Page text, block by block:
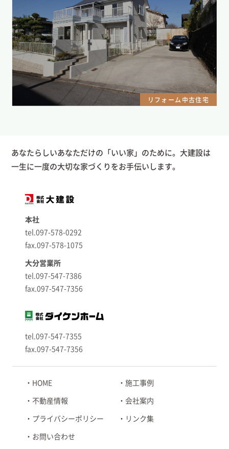
リフォーム中古住宅
あなたらしいあなただけの「いい家」のために。大建設は
一生に一度の大切な家づくりをお手伝いします。
本社
tel.097-578-0292
fax.097-578-1075
大分営業所
tel.097-547-7386
fax.097-547-7356
tel.097-547-7355
fax.097-547-7356
HOME 施工事例
不動産情報 会社案内
プライバシーポリシー リンク集
お問い合わせ